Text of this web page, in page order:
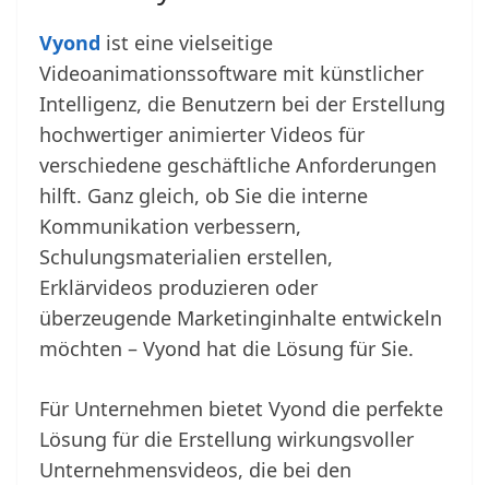
Vyond ist eine vielseitige
Videoanimationssoftware mit künstlicher
Intelligenz, die Benutzern bei der Erstellung
hochwertiger animierter Videos für
verschiedene geschäftliche Anforderungen
hilft. Ganz gleich, ob Sie die interne
Kommunikation verbessern,
Schulungsmaterialien erstellen,
Erklärvideos produzieren oder
überzeugende Marketinginhalte entwickeln
möchten – Vyond hat die Lösung für Sie.
Für Unternehmen bietet Vyond die perfekte
Lösung für die Erstellung wirkungsvoller
Unternehmensvideos, die bei den